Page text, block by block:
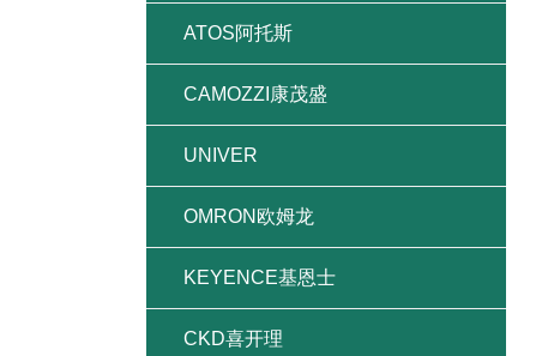
ATOS阿托斯
CAMOZZI康茂盛
UNIVER
OMRON欧姆龙
KEYENCE基恩士
CKD喜开理